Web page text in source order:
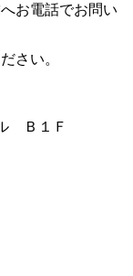
お電話でお問い
さい。
Ｂ１Ｆ